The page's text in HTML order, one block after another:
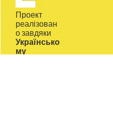
Проект
реалізован
о завдяки
Українсько
му